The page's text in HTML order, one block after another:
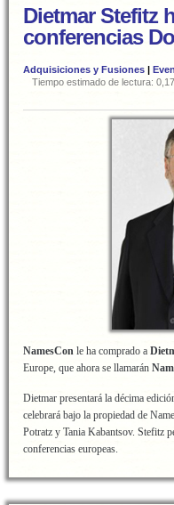
Dietmar Stefitz
conferencias
Adquisiciones y Fusiones |
Tiempo estimado de lectura:
NamesCon le ha comprado a
Europe, que ahora se llamarán
Dietmar presentará la décima
celebrará bajo la propiedad de
Potratz y Tania Kabantsov. Stefitz
conferencias europeas.